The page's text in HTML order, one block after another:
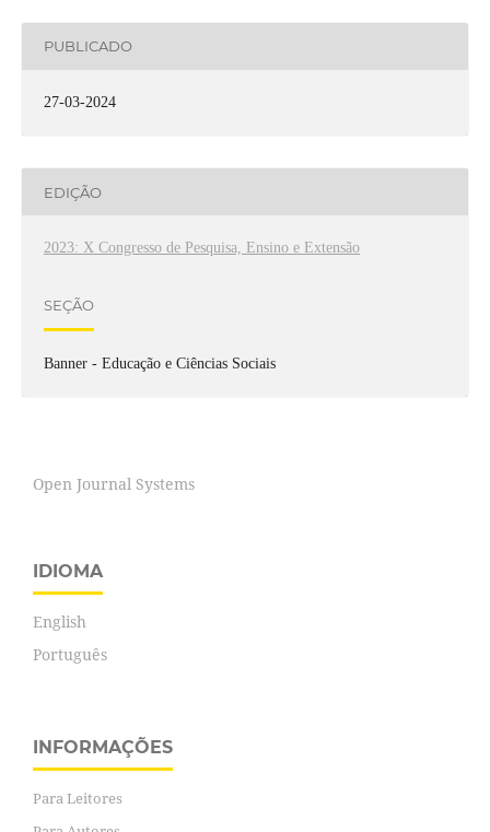
PUBLICADO
27-03-2024
EDIÇÃO
2023: X Congresso de Pesquisa, Ensino e Extensão
SEÇÃO
Banner - Educação e Ciências Sociais
Open Journal Systems
IDIOMA
English
Português
INFORMAÇÕES
Para Leitores